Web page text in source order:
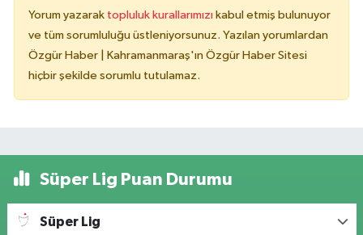
Yorum yazarak topluluk kurallarımızı kabul etmiş bulunuyor
ve tüm sorumluluğu üstleniyorsunuz. Yazılan yorumlardan
Özgür Haber | Kahramanmaraş'ın Özgür Haber Sitesi
hiçbir şekilde sorumlu tutulamaz.
Süper Lig Puan Durumu
Süper Lig